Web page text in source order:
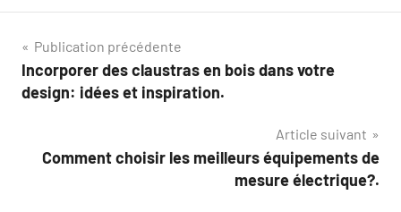
Navigation
de
Publication précédente
Incorporer des claustras en bois dans votre
design: idées et inspiration.
Article suivant
Comment choisir les meilleurs équipements de
mesure électrique?.